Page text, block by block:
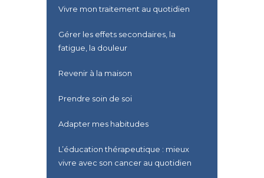
Vivre mon traitement au quotidien
Gérer les effets secondaires, la
fatigue, la douleur
Revenir à la maison
Prendre soin de soi
Adapter mes habitudes
L’éducation thérapeutique : mieux
vivre avec son cancer au quotidien